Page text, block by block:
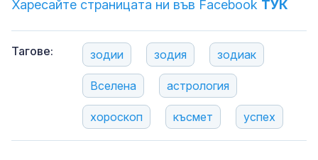
Харесайте страницата ни във Facebook ТУК
Тагове: зодии зодия зодиак
Вселена астрология
хороскоп късмет успех